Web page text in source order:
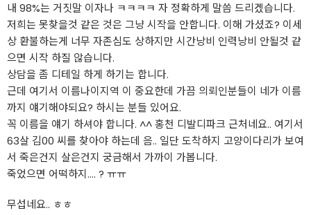
내 98%는 거짓말 이자나 ㅋㅋㅋㅋ 자 정확하게 말씀 드리겠습니다.
저희는 못찾을것 같은 것은 그냥 시작을 안합니다. 이해 가셨죠? 이세
상 환불하는게 너무 자존심도 상하지만 시간낭비 인력낭비 안될것 같
으면 시작 하질 않습니다.
상담을 좀 디테일 하게 하기는 합니다.
근데 여기서 이름나이지역 이 중요한데 가끔 의뢰인분들이 네가 이름
까지 얘기해야되요? 하시는 분들 있어요.
꼭 이름을 얘기 하셔야 합니다. ^^ 홍천 디발디파크 근처네요.. 여기서
63살 김00 씨를 찾아야 하는데 음.. 일단 도착하지 고양이다리가 보여
서 죽은건지 살은건지 궁금해서 가까이 가봅니다.
죽었으면 어떡하지.... ? ㅠㅠ
무섭네요.. ㅎㅎ